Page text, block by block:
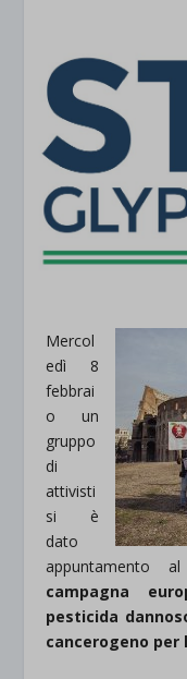
Mercol
edì 8
febbrai
o un
gruppo
di
attivisti
si è
dato
appuntamento
campagna
pesticida
cancerogeno per